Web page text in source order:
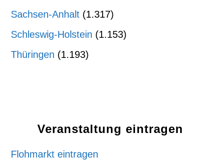
Sachsen-Anhalt (1.317)
Schleswig-Holstein (1.153)
Thüringen (1.193)
Veranstaltung eintragen
Flohmarkt eintragen